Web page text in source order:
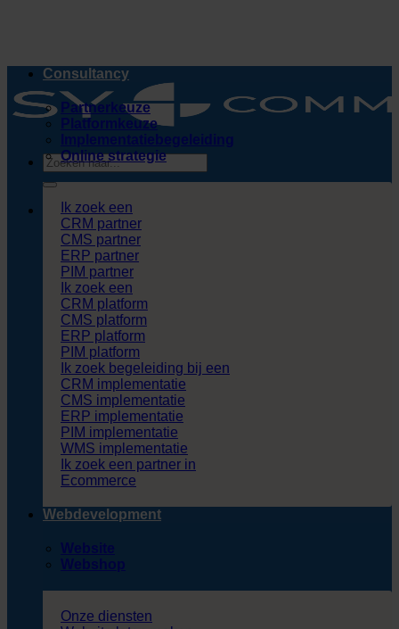
Zoeken
naar:
Consultancy
Partnerkeuze
Platformkeuze
Implementatiebegeleiding
Online strategie
Ik zoek een
CRM partner
CMS partner
ERP partner
PIM partner
Ik zoek een
CRM platform
CMS platform
ERP platform
PIM platform
Ik zoek begeleiding bij een
CRM implementatie
CMS implementatie
ERP implementatie
PIM implementatie
WMS implementatie
Ik zoek een partner in
Ecommerce
Webdevelopment
Website
Webshop
Onze diensten